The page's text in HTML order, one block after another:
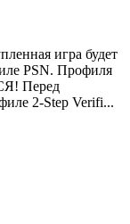
игра будет
PSN. Профиля
Перед
2-Step Verifi...